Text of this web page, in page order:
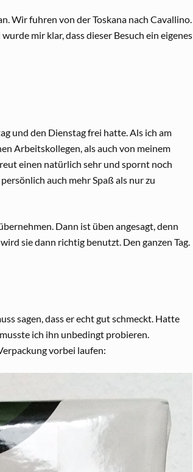
Wir fuhren von der Toskana nach Cavallino.
mir klar, dass dieser Besuch ein eigenes
und den Dienstag frei hatte. Als ich am
Arbeitskollegen, als auch von meinem
einen natürlich sehr und spornt noch
auch mehr Spaß als nur zu
Dann ist üben angesagt, denn
sie dann richtig benutzt. Den ganzen Tag.
sagen, dass er echt gut schmeckt. Hatte
ich ihn unbedingt probieren.
vorbei laufen: